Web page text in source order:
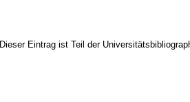
Dieser Eintrag ist Teil der